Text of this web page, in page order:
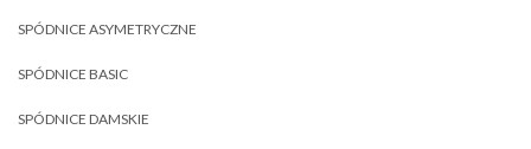
SPÓDNICE ASYMETRYCZNE
SPÓDNICE BASIC
SPÓDNICE DAMSKIE